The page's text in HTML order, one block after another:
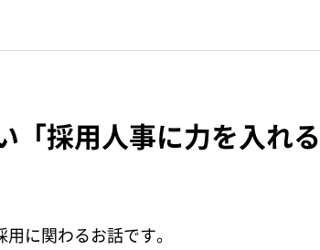
「採用人事に力を入れる
に関わるお話です。